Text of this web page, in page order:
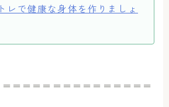
レで健康な身体を作りましょ
＝＝＝＝＝＝＝＝＝＝＝＝＝＝